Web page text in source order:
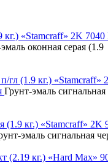
оконная серая
Грунт-эмаль
эмаль сигнальная